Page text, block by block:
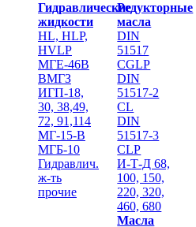
Гидравлические
жидкости
HL, HLP,
HVLP
MГЕ-46В
ВМГЗ
ИГП-18,
30, 38,49,
72, 91,114
МГ-15-В
МГБ-10
Гидравлич.
ж-ть
прочие
Редукторные
масла
DIN
51517
CGLP
DIN
51517-2
CL
DIN
51517-3
CLP
И-Т-Д 68,
100, 150,
220, 320,
460, 680
Масла